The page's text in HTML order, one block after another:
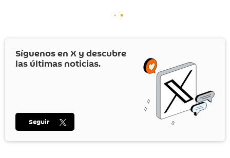
Síguenos en X y descubre
las últimas noticias.
Seguir